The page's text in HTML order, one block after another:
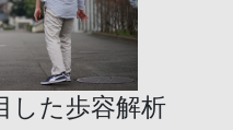
した歩容解析